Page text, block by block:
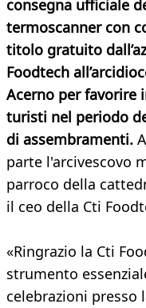
consegna ufficiale
termoscanner con
titolo gratuito
Foodtech
Acerno per favorire
turisti nel periodo
di assembramenti.
parte l'arcivescovo
parroco della
il ceo della Cti
«Ringrazio la Cti
strumento
celebrazioni presso